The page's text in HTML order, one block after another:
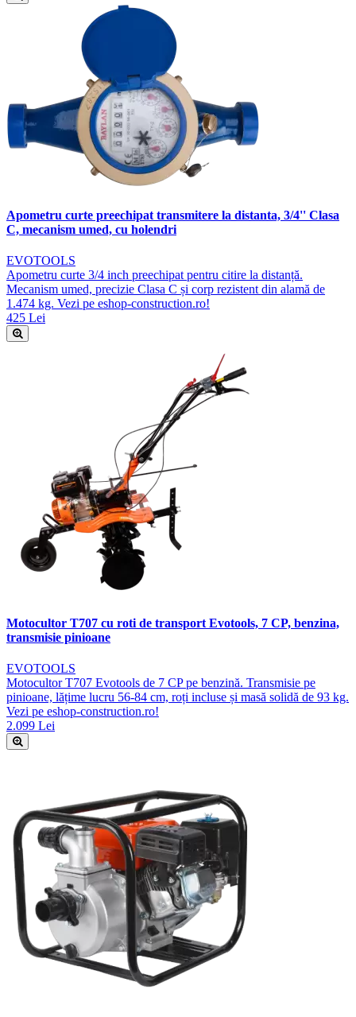
Apometru curte preechipat transmitere la distanta, 3/4'' Clasa
C, mecanism umed, cu holendri
EVOTOOLS
Apometru curte 3/4 inch preechipat pentru citire la distanță.
Mecanism umed, precizie Clasa C și corp rezistent din alamă de
1.474 kg. Vezi pe eshop-construction.ro!
425 Lei
Motocultor T707 cu roti de transport Evotools, 7 CP, benzina,
transmisie pinioane
EVOTOOLS
Motocultor T707 Evotools de 7 CP pe benzină. Transmisie pe
pinioane, lățime lucru 56-84 cm, roți incluse și masă solidă de 93 kg.
Vezi pe eshop-construction.ro!
2.099 Lei